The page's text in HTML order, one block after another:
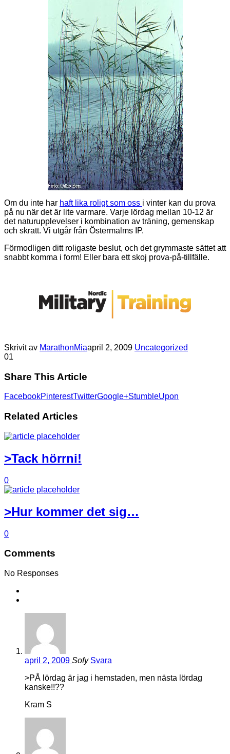
Om du inte har haft lika roligt som oss i vinter kan du prova
på nu när det är lite varmare. Varje lördag mellan 10-12 är
det naturupplevelser i kombination av träning, gemenskap
och skratt. Vi utgår från Östermalms IP.
Förmodligen ditt roligaste beslut, och det grymmaste sättet att
snabbt komma i form! Eller bara ett skoj prova-på-tillfälle.
Skrivit av MarathonMiaapril 2, 2009 Uncategorized
01
Share This Article
FacebookPinterestTwitterGoogle+StumbleUpon
Related Articles
>Tack hörrni!
0
>Hur kommer det sig…
0
Comments
No Responses
april 2, 2009 Sofy Svara
>PÅ lördag är jag i hemstaden, men nästa lördag
kanske!!??
Kram S